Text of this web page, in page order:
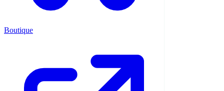
Boutique